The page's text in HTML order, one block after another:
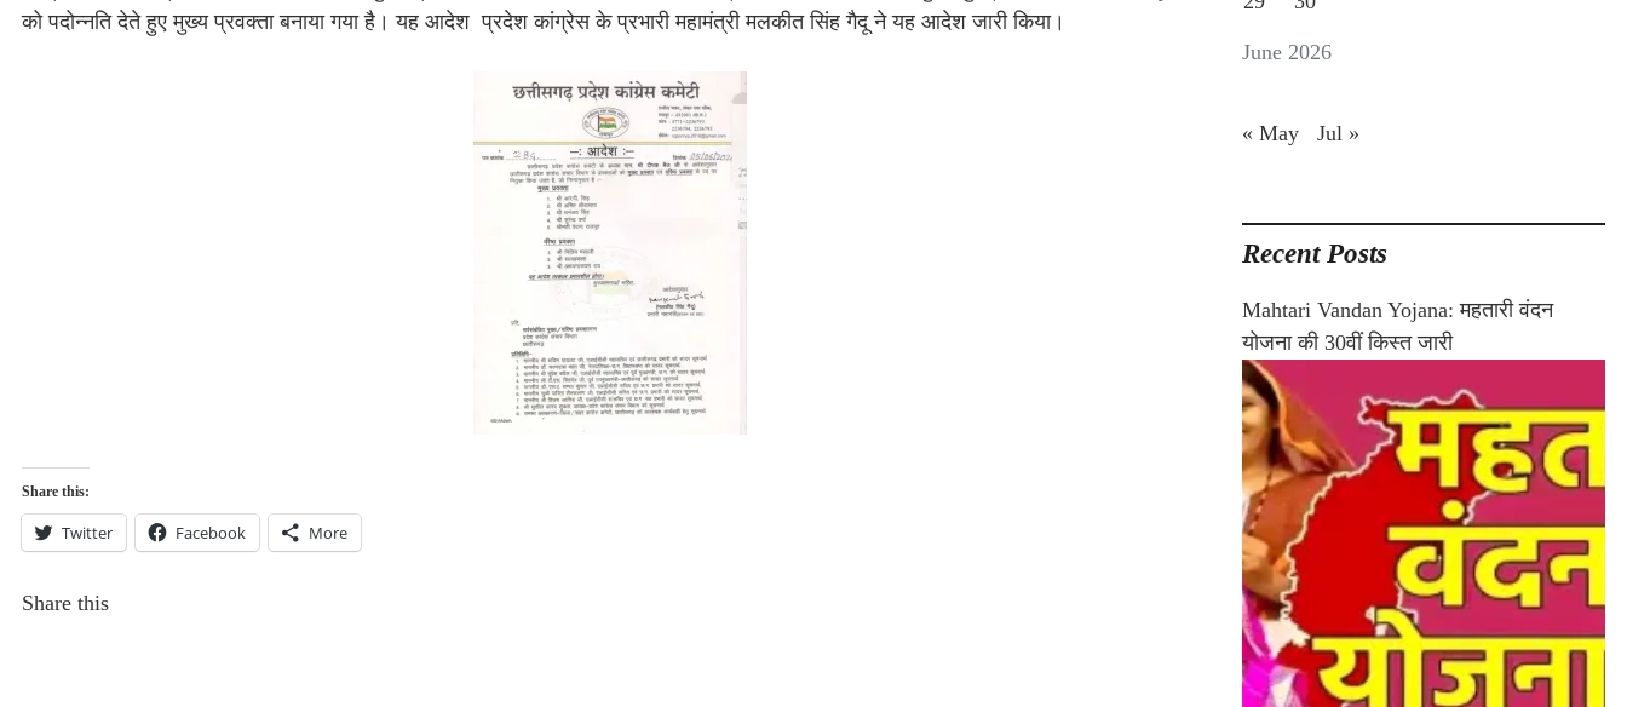
को पदोन्नति देते हुए मुख्य प्रवक्ता बनाया गया है। यह आदेश प्रदेश कांग्रेस के प्रभारी महामंत्री मलकीत सिंह गैदू ने यह आदेश जारी किया।
Share this:
Twitter Facebook More
Share this
June 2026
« May Jul »
Recent Posts
Mahtari Vandan Yojana: महतारी वंदन
योजना की 30वीं किस्त जारी